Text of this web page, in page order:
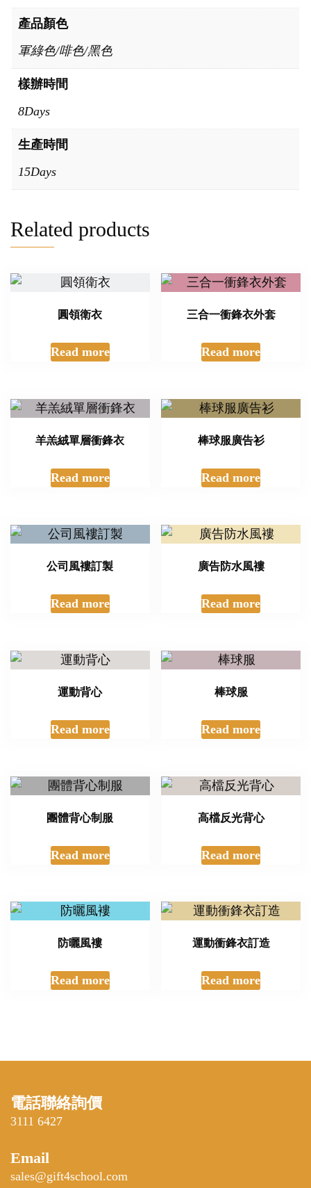
產品顏色
軍綠色/啡色/黑色
樣辦時間
8Days
生產時間
15Days
Related products
圓領衛衣
Read more
三合一衝鋒衣外套
Read more
羊羔絨單層衝鋒衣
Read more
棒球服廣告衫
Read more
公司風褸訂製
Read more
廣告防水風褸
Read more
運動背心
Read more
棒球服
Read more
團體背心制服
Read more
高檔反光背心
Read more
防曬風褸
Read more
運動衝鋒衣訂造
Read more
電話聯絡詢價
3111 6427
Email
sales@gift4school.com